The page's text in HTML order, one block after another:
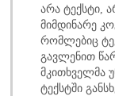
არა ტექსტი,
მიმდინარე
რომლებიც
გავლენით
მკითხველმა
ტექსტში